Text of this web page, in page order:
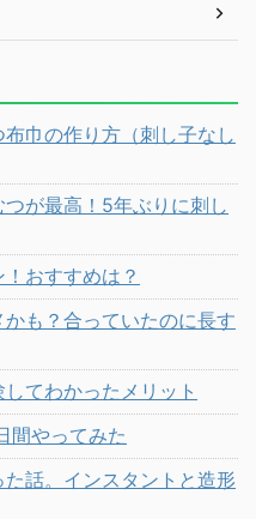
巾の作り方（刺し子なし
が最高！5年ぶりに刺し
おすすめは？
も？合っていたのに長す
てわかったメリット
間やってみた
話。インスタントと造形